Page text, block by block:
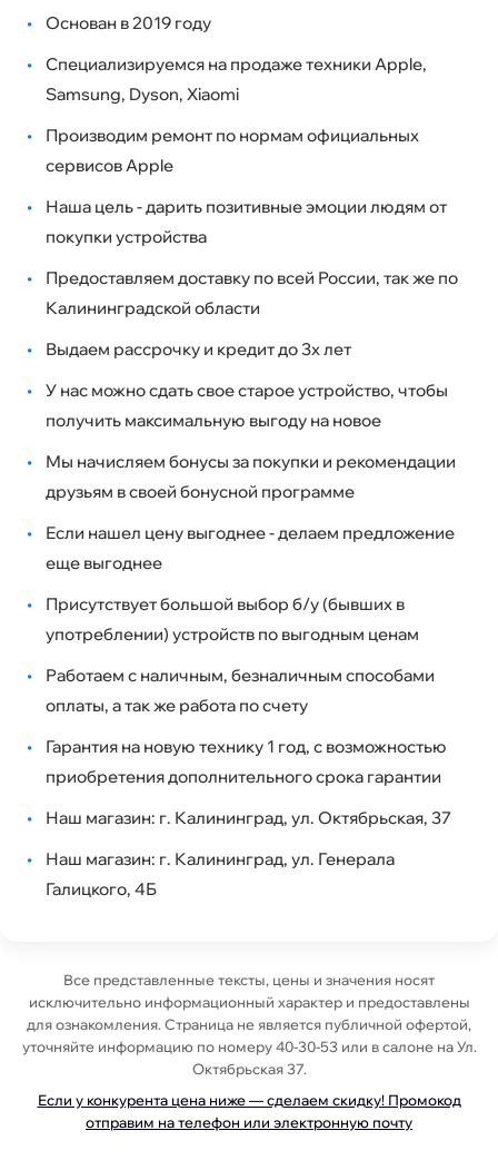
•
Основан в 2019 году
•
Специализируемся на продаже техники Apple,
Samsung, Dyson, Xiaomi
•
Производим ремонт по нормам официальных
сервисов Apple
•
Наша цель - дарить позитивные эмоции людям от
покупки устройства
•
Предоставляем доставку по всей России, так же по
Калининградской области
•
Выдаем рассрочку и кредит до 3х лет
•
У нас можно сдать свое старое устройство, чтобы
получить максимальную выгоду на новое
•
Мы начисляем бонусы за покупки и рекомендации
друзьям в своей бонусной программе
•
Если нашел цену выгоднее - делаем предложение
еще выгоднее
•
Присутствует большой выбор б/у (бывших в
употреблении) устройств по выгодным ценам
•
Работаем с наличным, безналичным способами
оплаты, а так же работа по счету
•
Гарантия на новую технику 1 год, с возможностью
приобретения дополнительного срока гарантии
•
Наш магазин: г. Калининград, ул. Октябрьская, 37
•
Наш магазин: г. Калининград, ул. Генерала
Галицкого, 4Б
Все представленные тексты, цены и значения носят
исключительно информационный характер и предоставлены
для ознакомления. Страница не является публичной офертой,
уточняйте информацию по номеру 40-30-53 или в салоне на Ул.
Октябрьская 37.
Если у конкурента цена ниже — сделаем скидку! Промокод
отправим на телефон или электронную почту